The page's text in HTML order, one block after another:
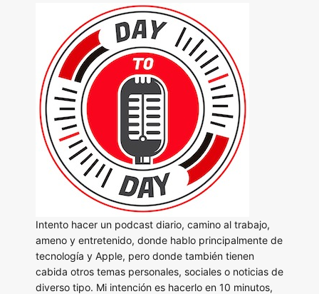
Intento hacer un podcast diario, camino al trabajo,
ameno y entretenido, donde hablo principalmente de
tecnología y Apple, pero donde también tienen
cabida otros temas personales, sociales o noticias de
diverso tipo. Mi intención es hacerlo en 10 minutos,